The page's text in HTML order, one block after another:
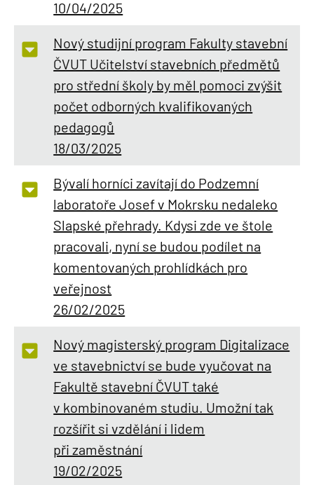
10/04/2025
Nový studijní program Fakulty stavební
ČVUT Učitelství stavebních předmětů
pro střední školy by měl pomoci zvýšit
počet odborných kvalifikovaných
pedagogů
18/03/2025
Bývalí horníci zavítají do Podzemní
laboratoře Josef v Mokrsku nedaleko
Slapské přehrady. Kdysi zde ve štole
pracovali, nyní se budou podílet na
komentovaných prohlídkách pro
veřejnost
26/02/2025
Nový magisterský program Digitalizace
ve stavebnictví se bude vyučovat na
Fakultě stavební ČVUT také
v kombinovaném studiu. Umožní tak
rozšířit si vzdělání i lidem
při zaměstnání
19/02/2025